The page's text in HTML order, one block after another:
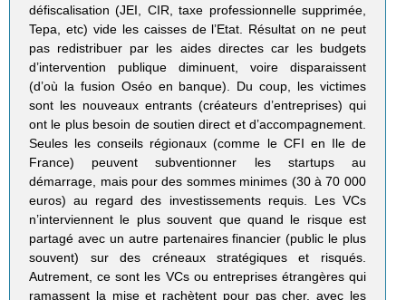
défiscalisation (JEI, CIR, taxe professionnelle supprimée,
Tepa, etc) vide les caisses de l’Etat. Résultat on ne peut
pas redistribuer par les aides directes car les budgets
d’intervention publique diminuent, voire disparaissent
(d’où la fusion Oséo en banque). Du coup, les victimes
sont les nouveaux entrants (créateurs d’entreprises) qui
ont le plus besoin de soutien direct et d’accompagnement.
Seules les conseils régionaux (comme le CFI en Ile de
France) peuvent subventionner les startups au
démarrage, mais pour des sommes minimes (30 à 70 000
euros) au regard des investissements requis. Les VCs
n’interviennent le plus souvent que quand le risque est
partagé avec un autre partenaires financier (public le plus
souvent) sur des créneaux stratégiques et risqués.
Autrement, ce sont les VCs ou entreprises étrangères qui
ramassent la mise et rachètent pour pas cher, avec les